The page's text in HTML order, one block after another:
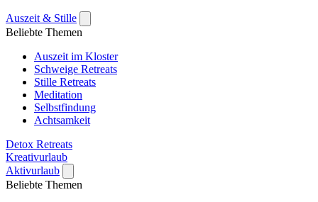
Auszeit & Stille
Beliebte Themen
Auszeit im Kloster
Schweige Retreats
Stille Retreats
Meditation
Selbstfindung
Achtsamkeit
Detox Retreats
Kreativurlaub
Aktivurlaub
Beliebte Themen